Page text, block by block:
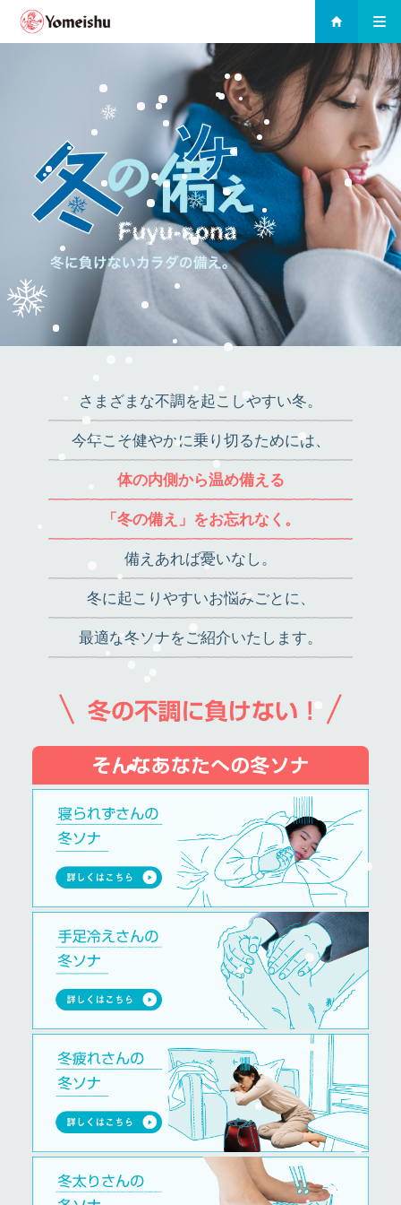
さまざまな不調を起こしやすい冬。
今年こそ健やかに乗り切るためには、
体の内側から温め備える
「冬の備え」をお忘れなく。
備えあれば憂いなし。
冬に起こりやすいお悩みごとに、
最適な冬ソナをご紹介いたします。